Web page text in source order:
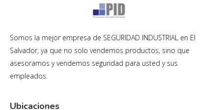
Somos la mejor empresa de SEGURIDAD INDUSTRIAL en El
Salvador, ya que no solo vendemos productos, sino que
asesoramos y vendemos seguridad para usted y sus
empleados.
Ubicaciones